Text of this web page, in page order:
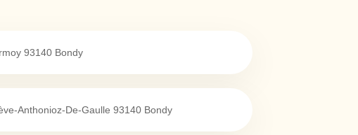
93140 Bondy
Anthonioz-De-Gaulle 93140 Bondy